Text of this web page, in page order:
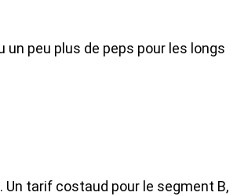
peu plus de peps pour les longs
Un tarif costaud pour le segment B,